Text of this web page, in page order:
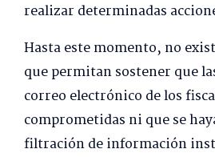
realizar determinadas
Hasta este momento, no
que permitan sostener que
correo electrónico de los
comprometidas ni que se
filtración de información